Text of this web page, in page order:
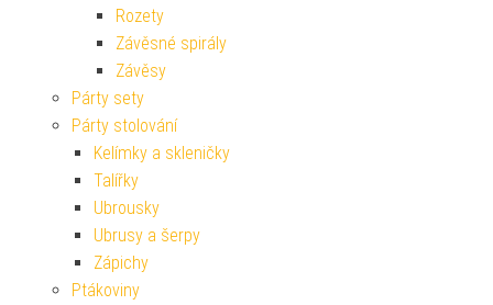
Rozety
Závěsné spirály
Závěsy
Párty sety
Párty stolování
Kelímky a skleničky
Talířky
Ubrousky
Ubrusy a šerpy
Zápichy
Ptákoviny